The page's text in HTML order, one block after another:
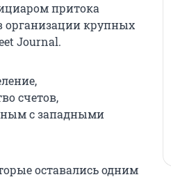
притока
организации крупных
Journal.
счетов,
с западными
оставались одним